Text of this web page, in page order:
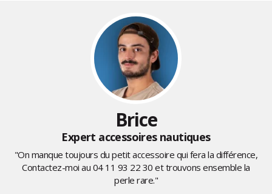
Brice
Expert accessoires nautiques
"On manque toujours du petit accessoire qui fera la différence,
Contactez-moi au 04 11 93 22 30 et trouvons ensemble la
perle rare."